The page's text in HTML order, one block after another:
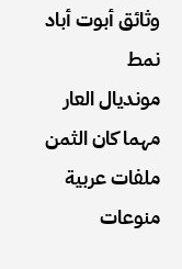
وثائق أبوت أباد
نمط
مونديال العار
مهما كان الثمن
ملفات عربية
منوعات